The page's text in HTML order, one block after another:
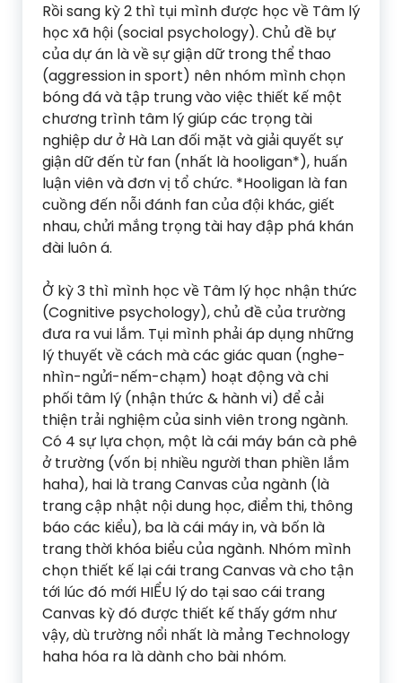
Rồi sang kỳ 2 thì tụi mình được học về Tâm lý
học xã hội (social psychology). Chủ đề bự
của dự án là về sự giận dữ trong thể thao
(aggression in sport) nên nhóm mình chọn
bóng đá và tập trung vào việc thiết kế một
chương trình tâm lý giúp các trọng tài
nghiệp dư ở Hà Lan đối mặt và giải quyết sự
giận dữ đến từ fan (nhất là hooligan*), huấn
luận viên và đơn vị tổ chức. *Hooligan là fan
cuồng đến nỗi đánh fan của đội khác, giết
nhau, chửi mắng trọng tài hay đập phá khán
đài luôn á.
Ở kỳ 3 thì mình học về Tâm lý học nhận thức
(Cognitive psychology), chủ đề của trường
đưa ra vui lắm. Tụi mình phải áp dụng những
lý thuyết về cách mà các giác quan (nghe-
nhìn-ngửi-nếm-chạm) hoạt động và chi
phối tâm lý (nhận thức & hành vi) để cải
thiện trải nghiệm của sinh viên trong ngành.
Có 4 sự lựa chọn, một là cái máy bán cà phê
ở trường (vốn bị nhiều người than phiền lắm
haha), hai là trang Canvas của ngành (là
trang cập nhật nội dung học, điểm thi, thông
báo các kiểu), ba là cái máy in, và bốn là
trang thời khóa biểu của ngành. Nhóm mình
chọn thiết kế lại cái trang Canvas và cho tận
tới lúc đó mới HIỂU lý do tại sao cái trang
Canvas kỳ đó được thiết kế thấy gớm như
vậy, dù trường nổi nhất là mảng Technology
haha hóa ra là dành cho bài nhóm.